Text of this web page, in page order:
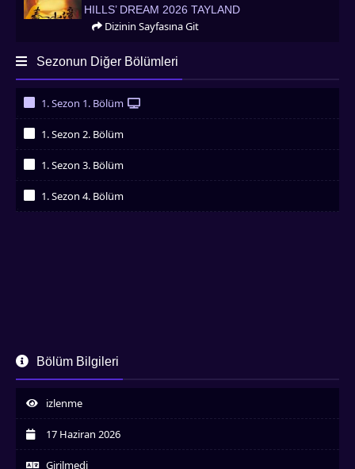
HILLS’ DREAM 2026 TAYLAND
Dizinin Sayfasına Git
Sezonun Diğer Bölümleri
1. Sezon 1. Bölüm
1. Sezon 2. Bölüm
1. Sezon 3. Bölüm
1. Sezon 4. Bölüm
Bölüm Bilgileri
izlenme
17 Haziran 2026
Girilmedi